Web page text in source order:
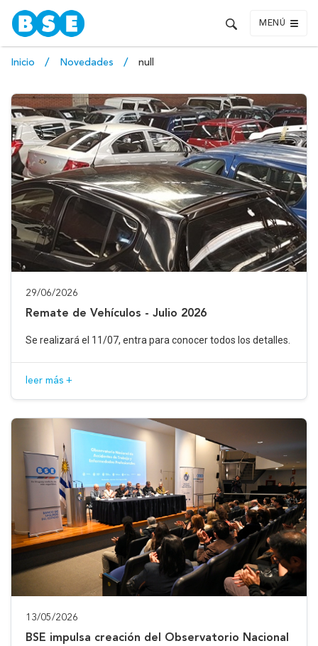
MENÚ
Inicio Novedades null
29/06/2026
Remate de Vehículos - Julio 2026
Se realizará el 11/07, entra para conocer todos los detalles.
leer más +
13/05/2026
BSE impulsa creación del Observatorio Nacional